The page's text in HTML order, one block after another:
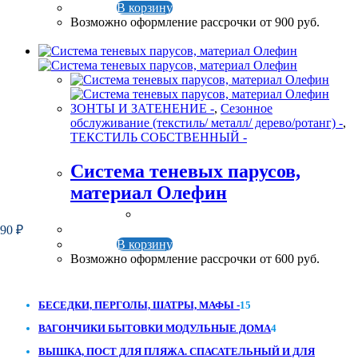
Возможно оформление рассрочки от 900 руб.
В корзину
ЗОНТЫ И ЗАТЕНЕНИЕ -, Сезонное
обслуживание (текстиль/ металл/ дерево/ротанг) -,
ТЕКСТИЛЬ СОБСТВЕННЫЙ -
Система теневых парусов,
материал Олефин
₽
Возможно оформление рассрочки от 600 руб.
В корзину
БЕСЕДКИ, ПЕРГОЛЫ, ШАТРЫ, МАФЫ -15
товаров
ВАГОНЧИКИ БЫТОВКИ МОДУЛЬНЫЕ ДОМА44
товара
ВЫШКА, ПОСТ ДЛЯ ПЛЯЖА. СПАСАТЕЛЬНЫЙ И ДЛЯ